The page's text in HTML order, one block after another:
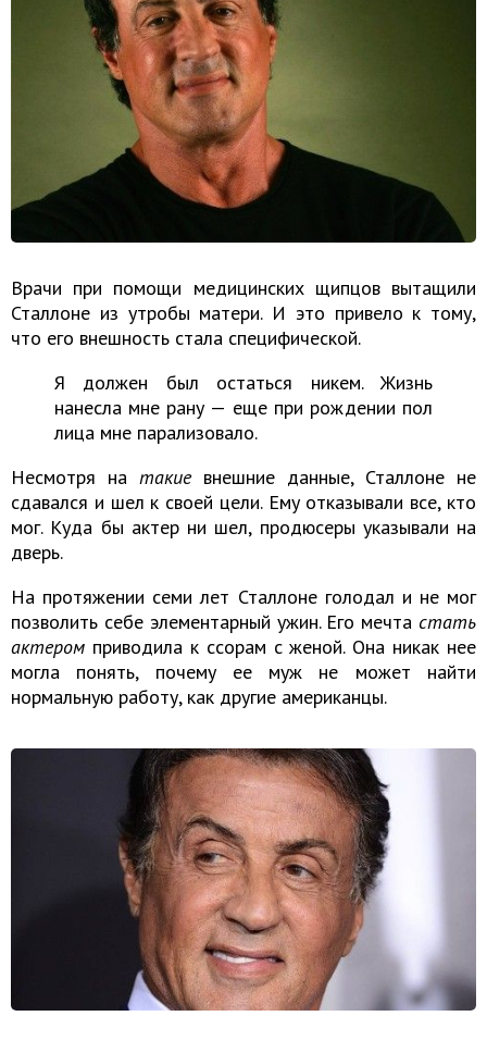
Врачи при помощи медицинских щипцов вытащили
Сталлоне из утробы матери. И это привело к тому,
что его внешность стала специфической.
Я должен был остаться никем. Жизнь
нанесла мне рану — еще при рождении пол
лица мне парализовало.
Несмотря на такиевнешние данные, Сталлоне не
сдавался и шел к своей цели. Ему отказывали все, кто
мог. Куда бы актер ни шел, продюсеры указывали на
дверь.
На протяжении семи лет Сталлоне голодал и не мог
позволить себе элементарный ужин. Его мечта стать
актером приводила к ссорам с женой. Она никак нее
могла понять, почему ее муж не может найти
нормальную работу, как другие американцы.